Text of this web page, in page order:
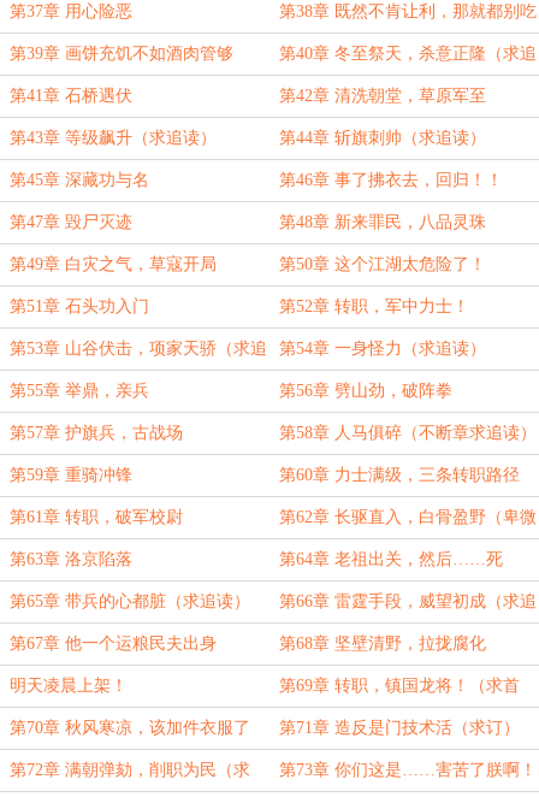
追读）
第37章 用心险恶 第38章 既然不肯让利，那就都别吃
了！（求追读！）
第39章 画饼充饥不如酒肉管够 第40章 冬至祭天，杀意正隆（求追
读）
第41章 石桥遇伏 第42章 清洗朝堂，草原军至
第43章 等级飙升（求追读） 第44章 斩旗刺帅（求追读）
第45章 深藏功与名 第46章 事了拂衣去，回归！！
第47章 毁尸灭迹 第48章 新来罪民，八品灵珠
第49章 白灾之气，草寇开局 第50章 这个江湖太危险了！
第51章 石头功入门 第52章 转职，军中力士！
第53章 山谷伏击，项家天骄（求追
读）
第54章 一身怪力（求追读）
第55章 举鼎，亲兵 第56章 劈山劲，破阵拳
第57章 护旗兵，古战场 第58章 人马俱碎（不断章求追读）
第59章 重骑冲锋 第60章 力士满级，三条转职路径
第61章 转职，破军校尉 第62章 长驱直入，白骨盈野（卑微
的再求一下追读）
第63章 洛京陷落 第64章 老祖出关，然后……死
了！？
第65章 带兵的心都脏（求追读） 第66章 雷霆手段，威望初成（求追
读）
第67章 他一个运粮民夫出身 第68章 坚壁清野，拉拢腐化
明天凌晨上架！ 第69章 转职，镇国龙将！（求首
订）
第70章 秋风寒凉，该加件衣服了
（求首订）
第71章 造反是门技术活（求订）
第72章 满朝弹劾，削职为民（求 第73章 你们这是……害苦了朕啊！